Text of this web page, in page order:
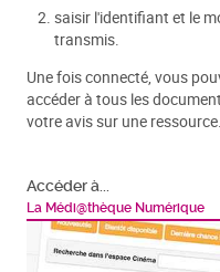
saisir l'identifiant et le
transmis.
Une fois connecté, vous
accéder à tous les
votre avis sur une ressource.
La Médi@thèque Numérique
Accéder à...